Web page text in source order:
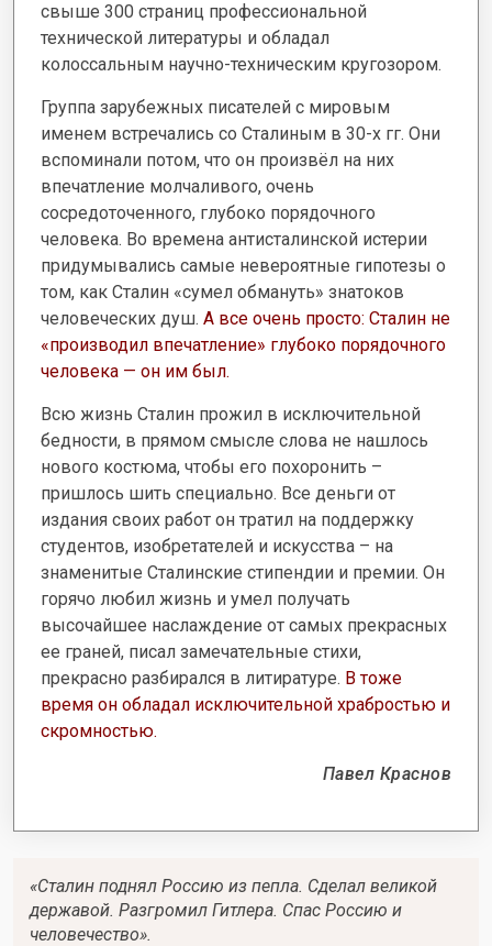
свыше 300 страниц профессиональной
технической литературы и обладал
колоссальным научно-техническим кругозором.
Группа зарубежных писателей с мировым
именем встречались со Сталиным в 30-х гг. Они
вспоминали потом, что он произвёл на них
впечатление молчаливого, очень
сосредоточенного, глубоко порядочного
человека. Во времена антисталинской истерии
придумывались самые невероятные гипотезы о
том, как Сталин «сумел обмануть» знатоков
человеческих душ. А все очень просто: Сталин не
«производил впечатление» глубоко порядочного
человека — он им был.
Всю жизнь Сталин прожил в исключительной
бедности, в прямом смысле слова не нашлось
нового костюма, чтобы его похоронить –
пришлось шить специально. Все деньги от
издания своих работ он тратил на поддержку
студентов, изобретателей и искусства – на
знаменитые Сталинские стипендии и премии. Он
горячо любил жизнь и умел получать
высочайшее наслаждение от самых прекрасных
ее граней, писал замечательные стихи,
прекрасно разбирался в литиратуре. В тоже
время он обладал исключительной храбростью и
скромностью.
Павел Краснов
«Сталин поднял Россию из пепла. Сделал великой
державой. Разгромил Гитлера. Спас Россию и
человечество».